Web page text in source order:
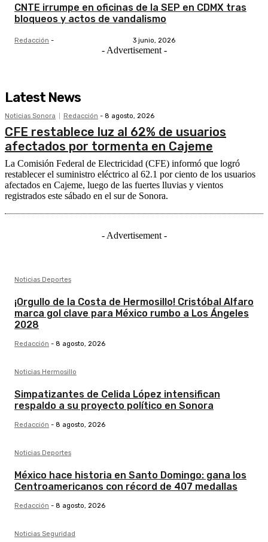
CNTE irrumpe en oficinas de la SEP en CDMX tras
bloqueos y actos de vandalismo
Redacción - 3 junio, 2026
- Advertisement -
Latest News
Noticias Sonora Redacción - 8 agosto, 2026
CFE restablece luz al 62% de usuarios
afectados por tormenta en Cajeme
La Comisión Federal de Electricidad (CFE) informó que logró
restablecer el suministro eléctrico al 62.1 por ciento de los usuarios
afectados en Cajeme, luego de las fuertes lluvias y vientos
registrados este sábado en el sur de Sonora.
- Advertisement -
Noticias Deportes
¡Orgullo de la Costa de Hermosillo! Cristóbal Alfaro
marca gol clave para México rumbo a Los Ángeles
2028
Redacción - 8 agosto, 2026
Noticias Hermosillo
Simpatizantes de Celida López intensifican
respaldo a su proyecto político en Sonora
Redacción - 8 agosto, 2026
Noticias Deportes
México hace historia en Santo Domingo: gana los
Centroamericanos con récord de 407 medallas
Redacción - 8 agosto, 2026
Noticias Seguridad